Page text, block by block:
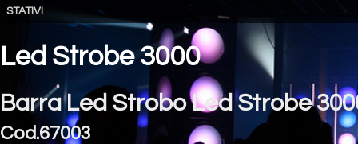
STATIVI
Led Strobe 3000
Barra Led Strobo Led Strobe
Cod.67003